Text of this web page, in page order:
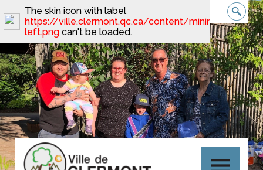
The skin icon with label
https://ville.clermont.qc.ca/content/
left.png can't be loaded.